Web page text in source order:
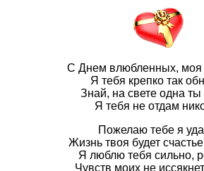
С Днем влюбленных, моя
Я тебя крепко так
Знай, на свете одна ты
Я тебя не отдам
Пожелаю тебе я
Жизнь твоя будет
Я люблю тебя сильно,
Чувств моих не